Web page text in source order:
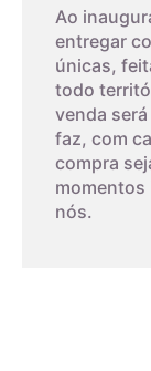
Ao
entregar
únicas,
todo
venda
faz, com
compra
nós.